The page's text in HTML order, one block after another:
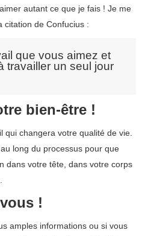
autant ce que je fais ! Je me
citation de Confucius :
que vous aimez et
travailler un seul jour
bien-être !
qui changera votre qualité de vie.
long du processus pour que
dans votre tête, dans votre corps
!
amples informations ou si vous